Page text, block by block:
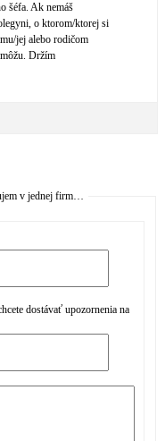
šéfa. Ak nemáš
o ktorom/ktorej si
jej alebo rodičom
Držím
v jednej firm…
dostávať upozornenia na